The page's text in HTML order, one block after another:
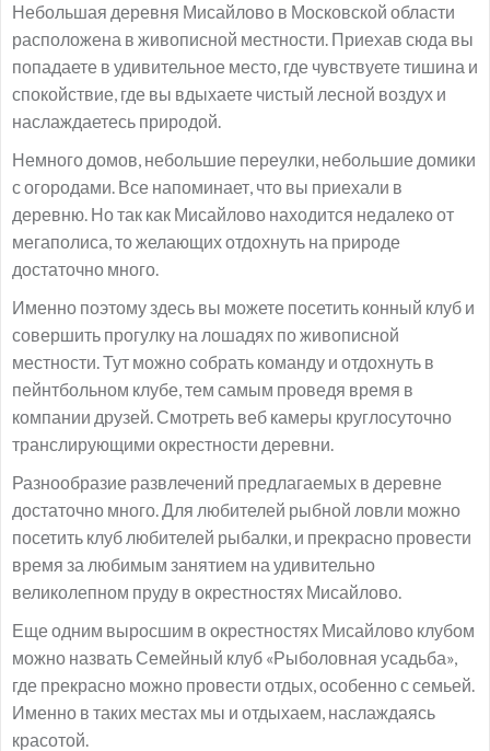
Небольшая деревня Мисайлово в Московской области
расположена в живописной местности. Приехав сюда вы
попадаете в удивительное место, где чувствуете тишина и
спокойствие, где вы вдыхаете чистый лесной воздух и
наслаждаетесь природой.
Немного домов, небольшие переулки, небольшие домики
с огородами. Все напоминает, что вы приехали в
деревню. Но так как Мисайлово находится недалеко от
мегаполиса, то желающих отдохнуть на природе
достаточно много.
Именно поэтому здесь вы можете посетить конный клуб и
совершить прогулку на лошадях по живописной
местности. Тут можно собрать команду и отдохнуть в
пейнтбольном клубе, тем самым проведя время в
компании друзей. Смотреть веб камеры круглосуточно
транслирующими окрестности деревни.
Разнообразие развлечений предлагаемых в деревне
достаточно много. Для любителей рыбной ловли можно
посетить клуб любителей рыбалки, и прекрасно провести
время за любимым занятием на удивительно
великолепном пруду в окрестностях Мисайлово.
Еще одним выросшим в окрестностях Мисайлово клубом
можно назвать Семейный клуб «Рыболовная усадьба»,
где прекрасно можно провести отдых, особенно с семьей.
Именно в таких местах мы и отдыхаем, наслаждаясь
красотой.